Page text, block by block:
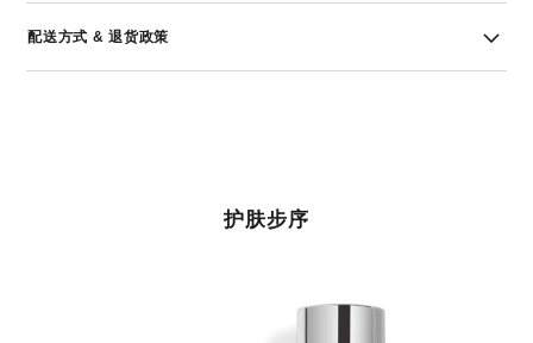
配送方式 & 退货政策
护肤步序